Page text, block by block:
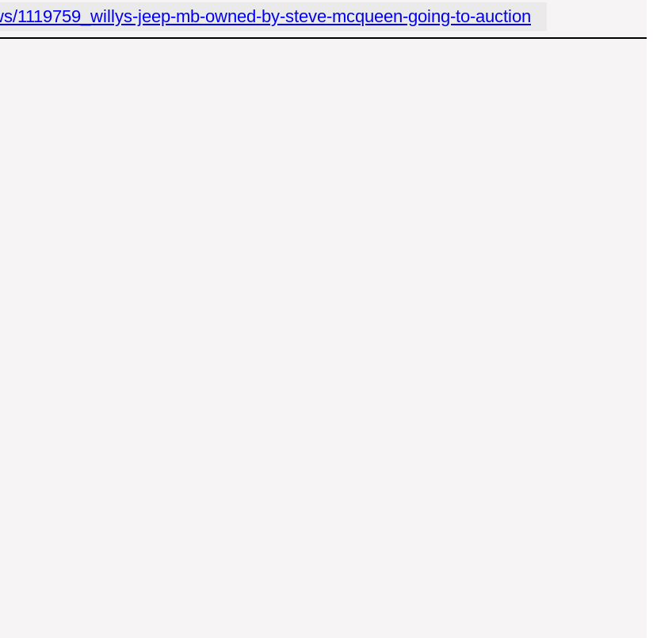
1119759_willys-jeep-mb-owned-by-steve-mcqueen-going-to-auction